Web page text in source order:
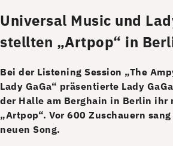
Universal Music und
stellten „Artpop“ in
Bei der Listening Session „The
Lady GaGa“ präsentierte Lady
der Halle am Berghain in Berlin ihr
„Artpop“. Vor 600 Zuschauern
neuen Song.